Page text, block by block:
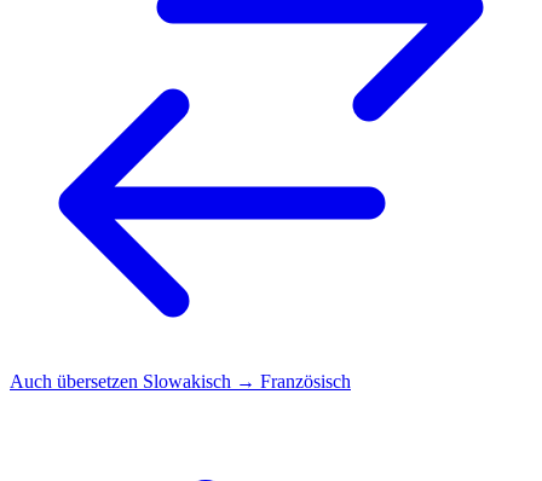
Auch übersetzen Slowakisch → Französisch